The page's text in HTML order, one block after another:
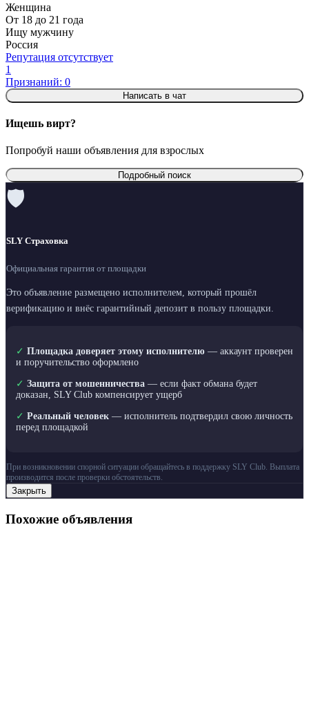
Женщина
От 18 до 21 года
Ищу мужчину
Россия
Репутация отсутствует
1
Признаний: 0
Написать в чат
Ищешь вирт?
Попробуй наши объявления для взрослых
Подробный поиск
🛡
SLY Страховка
Официальная гарантия от площадки
Это объявление размещено исполнителем, который прошёл
верификацию и внёс гарантийный депозит в пользу площадки.
✓ Площадка доверяет этому исполнителю — аккаунт проверен
и поручительство оформлено
✓ Защита от мошенничества — если факт обмана будет
доказан, SLY Club компенсирует ущерб
✓ Реальный человек — исполнитель подтвердил свою личность
перед площадкой
При возникновении спорной ситуации обращайтесь в поддержку SLY Club. Выплата
производится после проверки обстоятельств.
Закрыть
Похожие объявления